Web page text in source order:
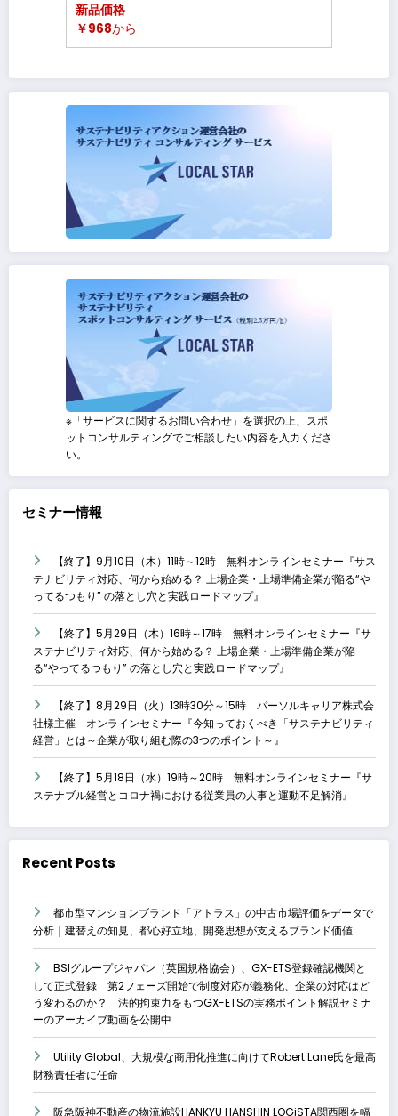
新品価格
￥968から
※「サービスに関するお問い合わせ」を選択の上、スポ
ットコンサルティングでご相談したい内容を入力くださ
い。
セミナー情報
【終了】9月10日（木）11時～12時 無料オンラインセミナー『サス
テナビリティ対応、何から始める？ 上場企業・上場準備企業が陥る“や
ってるつもり” の落とし穴と実践ロードマップ』
【終了】5月29日（木）16時～17時 無料オンラインセミナー『サ
ステナビリティ対応、何から始める？ 上場企業・上場準備企業が陥
る“やってるつもり” の落とし穴と実践ロードマップ』
【終了】8月29日（火）13時30分～15時 パーソルキャリア株式会
社様主催 オンラインセミナー『今知っておくべき「サステナビリティ
経営」とは～企業が取り組む際の3つのポイント～』
【終了】5月18日（水）19時～20時 無料オンラインセミナー『サ
ステナブル経営とコロナ禍における従業員の人事と運動不足解消』
Recent Posts
都市型マンションブランド「アトラス」の中古市場評価をデータで
分析｜建替えの知見、都心好立地、開発思想が支えるブランド価値
BSIグループジャパン（英国規格協会）、GX-ETS登録確認機関と
して正式登録 第2フェーズ開始で制度対応が義務化、企業の対応はど
う変わるのか？ 法的拘束力をもつGX-ETSの実務ポイント解説セミナ
ーのアーカイブ動画を公開中
Utility Global、大規模な商用化推進に向けてRobert Lane氏を最高
財務責任者に任命
阪急阪神不動産の物流施設HANKYU HANSHIN LOGiSTA関西圏を幅